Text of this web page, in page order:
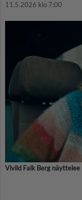
11.5.2026 klo 7:00
Vivild Falk Berg näyttelee